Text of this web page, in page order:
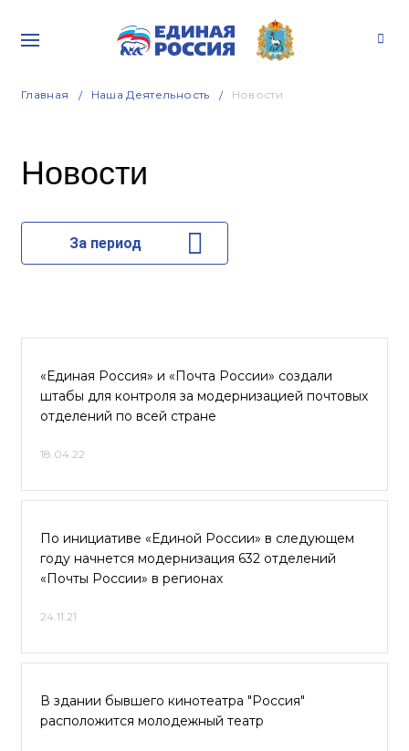
Главная Наша Деятельность Новости
Новости
За период
«Единая Россия» и «Почта России» создали
штабы для контроля за модернизацией почтовых
отделений по всей стране
18.04.22
По инициативе «Единой России» в следующем
году начнется модернизация 632 отделений
«Почты России» в регионах
24.11.21
В здании бывшего кинотеатра "Россия"
расположится молодежный театр